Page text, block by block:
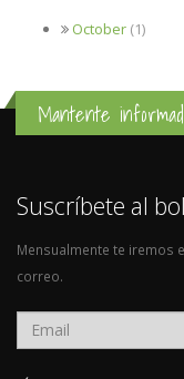
October (1)
Mantente
Suscríbete al
Mensualmente te iremos
correo.